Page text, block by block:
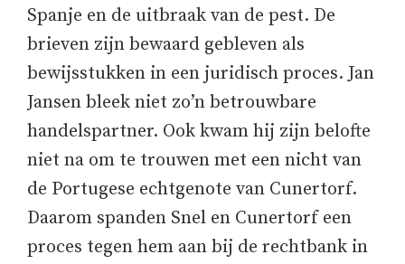
Spanje en de uitbraak van de pest. De
brieven zijn bewaard gebleven als
bewijsstukken in een juridisch proces. Jan
Jansen bleek niet zo’n betrouwbare
handelspartner. Ook kwam hij zijn belofte
niet na om te trouwen met een nicht van
de Portugese echtgenote van Cunertorf.
Daarom spanden Snel en Cunertorf een
proces tegen hem aan bij de rechtbank in